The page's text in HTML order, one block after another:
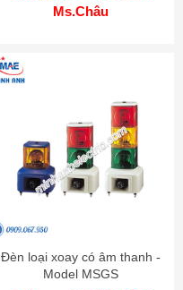
Ms.Châu
Đèn loại xoay có âm thanh -
Model MSGS